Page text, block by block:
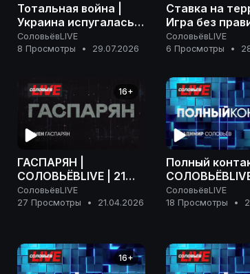
Тотальная война |
Украина испугалась
Ирана | Розыск
Дурова | Полный
СоловьёвLIVE
8 Просмотры
• 29.07.2026
Ставка на
Игра без
расплаты |
контакт | 28
СоловьёвLIVE
6 Просмотры
•
16+
ГАСПАРЯН |
СОЛОВЬЁВLIVE | 21
апреля 2026 года
СоловьёвLIVE
27 Просмотры
• 21.04.2026
Полный
апреля 2026
СоловьёвLIVE
18 Просмотры
•
16+